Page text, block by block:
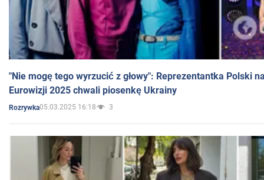
"Nie mogę tego wyrzucić z głowy": Reprezentantka Polski
Eurowizji 2025 chwali piosenkę Ukrainy
Rozrywka05.03.2025 16:18 3